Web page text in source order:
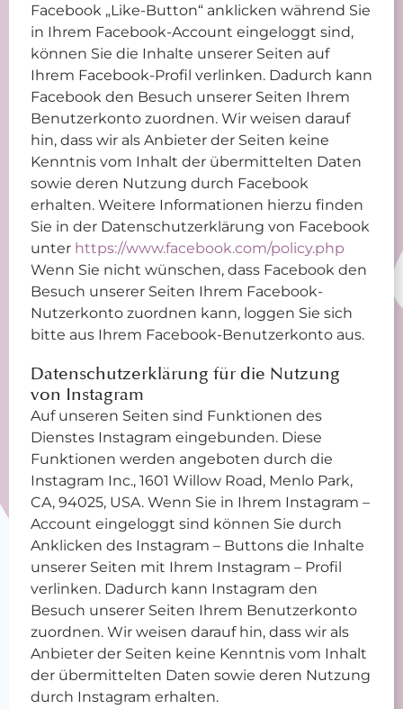
Facebook „Like-Button“ anklicken während Sie
in Ihrem Facebook-Account eingeloggt sind,
können Sie die Inhalte unserer Seiten auf
Ihrem Facebook-Profil verlinken. Dadurch kann
Facebook den Besuch unserer Seiten Ihrem
Benutzerkonto zuordnen. Wir weisen darauf
hin, dass wir als Anbieter der Seiten keine
Kenntnis vom Inhalt der übermittelten Daten
sowie deren Nutzung durch Facebook
erhalten. Weitere Informationen hierzu finden
Sie in der Datenschutzerklärung von Facebook
unter https://www.facebook.com/policy.php
Wenn Sie nicht wünschen, dass Facebook den
Besuch unserer Seiten Ihrem Facebook-
Nutzerkonto zuordnen kann, loggen Sie sich
bitte aus Ihrem Facebook-Benutzerkonto aus.
Datenschutzerklärung für die Nutzung
von Instagram
Auf unseren Seiten sind Funktionen des
Dienstes Instagram eingebunden. Diese
Funktionen werden angeboten durch die
Instagram Inc., 1601 Willow Road, Menlo Park,
CA, 94025, USA. Wenn Sie in Ihrem Instagram –
Account eingeloggt sind können Sie durch
Anklicken des Instagram – Buttons die Inhalte
unserer Seiten mit Ihrem Instagram – Profil
verlinken. Dadurch kann Instagram den
Besuch unserer Seiten Ihrem Benutzerkonto
zuordnen. Wir weisen darauf hin, dass wir als
Anbieter der Seiten keine Kenntnis vom Inhalt
der übermittelten Daten sowie deren Nutzung
durch Instagram erhalten.